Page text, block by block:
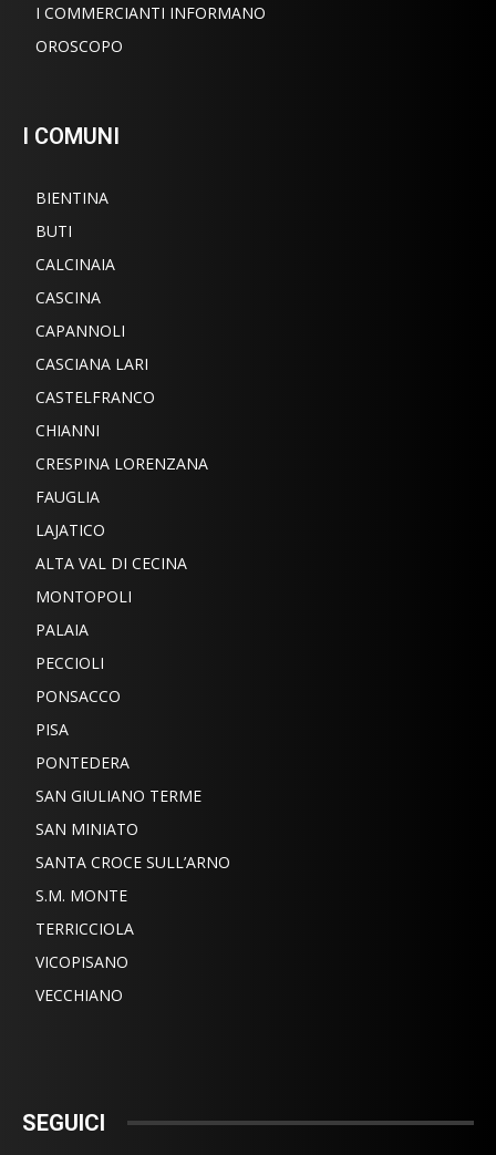
I COMMERCIANTI INFORMANO
OROSCOPO
I COMUNI
BIENTINA
BUTI
CALCINAIA
CASCINA
CAPANNOLI
CASCIANA LARI
CASTELFRANCO
CHIANNI
CRESPINA LORENZANA
FAUGLIA
LAJATICO
ALTA VAL DI CECINA
MONTOPOLI
PALAIA
PECCIOLI
PONSACCO
PISA
PONTEDERA
SAN GIULIANO TERME
SAN MINIATO
SANTA CROCE SULL’ARNO
S.M. MONTE
TERRICCIOLA
VICOPISANO
VECCHIANO
SEGUICI